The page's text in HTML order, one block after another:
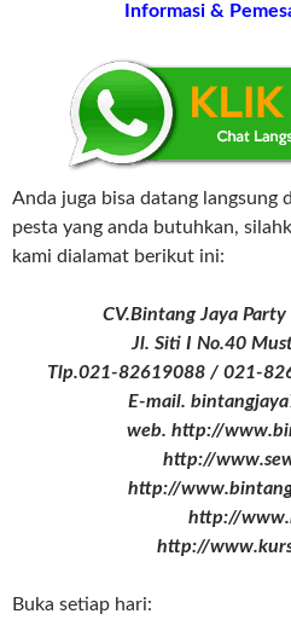
Informasi &
Anda juga bisa datang langsung
pesta yang anda butuhkan,
kami dialamat berikut ini:
CV.Bintang Jaya
Jl. Siti I No.40
Tlp.021-82619088 / 021-
E-mail.
web. http://
http://
http://
http://
http://
Buka setiap hari: